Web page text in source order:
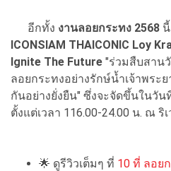
อีกทั้ง งานลอยกระทง 2568
ICONSIAM THAICONIC Loy
Ignite The Future "ร่วมสืบสาน
ลอยกระทงอย่างรักษ์น้ำเจ้าพระ
กันอย่างยั่งยืน" ซึ่งจะจัดขึ้นในวั
ตั้งแต่เวลา 116.00-24.00 น. ณ
🌟 ดูรีวิวเต็มๆ ที่ 10 ที่ ลอย